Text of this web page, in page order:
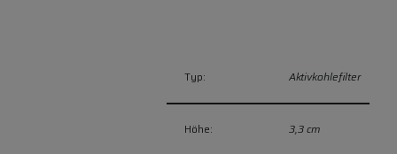
Typ: Aktivkohlefilter
Höhe: 3,3 cm